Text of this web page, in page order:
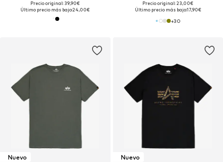
Precio original: 39,90€
Último precio más bajo:24,00€
Precio original: 23,00€
Último precio más bajo:17,90€
+30
Nuevo
Nuevo